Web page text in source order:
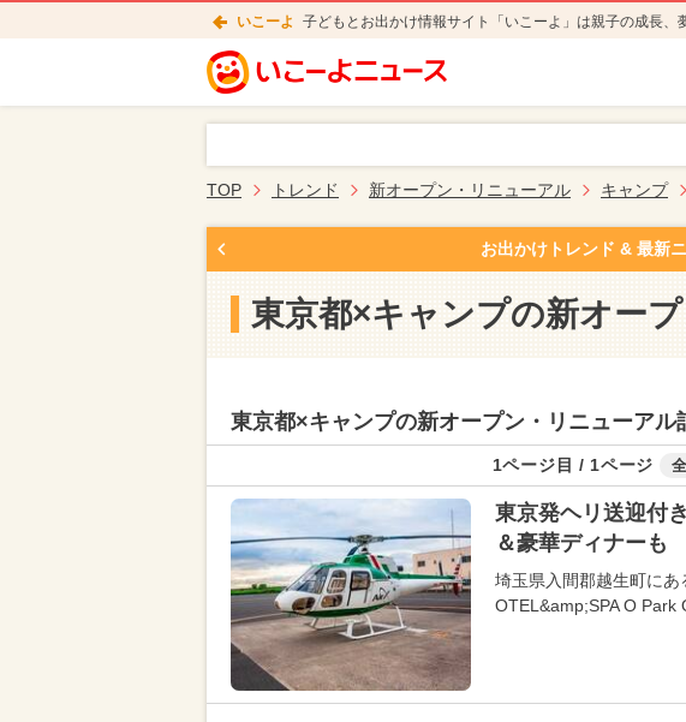
いこーよ 子どもとお出かけ情報サイト「いこーよ」は親子の成長、
TOP トレンド 新オープン・リニューアル キャンプ
お出かけトレンド & 最新
東京都×キャンプの新オー
東京都×キャンプの新オープン・リニューアル
1ページ目 / 1ページ
東京発ヘリ送迎付
＆豪華ディナーも
埼玉県入間郡越生町に
OTEL&amp;SPA O Park